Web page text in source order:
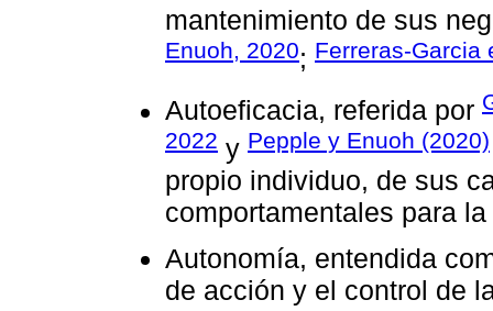
mantenimiento de sus
Enuoh, 2020; Ferreras-Garcia
Autoeficacia, referida por
2022 y Pepple y Enuoh (2020)
propio individuo, de sus
comportamentales para
Autonomía, entendida
de acción y el control de